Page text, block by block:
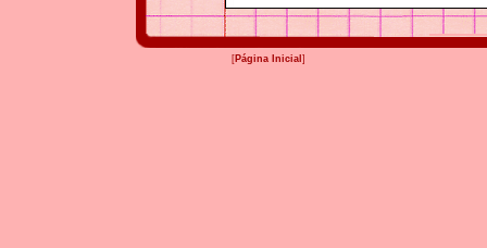
[Página Inicial ]